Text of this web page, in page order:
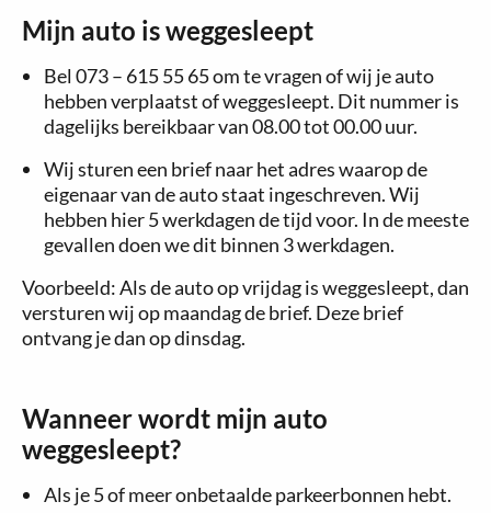
Mijn auto is weggesleept
Bel 073 – 615 55 65 om te vragen of wij je auto
hebben verplaatst of weggesleept. Dit nummer is
dagelijks bereikbaar van 08.00 tot 00.00 uur.
Wij sturen een brief naar het adres waarop de
eigenaar van de auto staat ingeschreven. Wij
hebben hier 5 werkdagen de tijd voor. In de meeste
gevallen doen we dit binnen 3 werkdagen.
Voorbeeld: Als de auto op vrijdag is weggesleept, dan
versturen wij op maandag de brief. Deze brief
ontvang je dan op dinsdag.
Wanneer wordt mijn auto
weggesleept?
Als je 5 of meer onbetaalde parkeerbonnen hebt.